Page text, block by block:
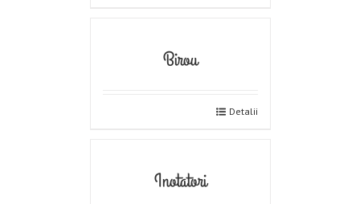
Birou
Detalii
Inotatori